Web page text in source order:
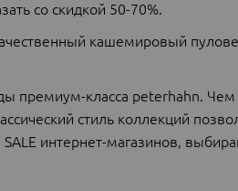
со скидкой 50-70%.
кашемировый
премиум-класса peterhahn.
стиль коллекций
интернет-магазинов,